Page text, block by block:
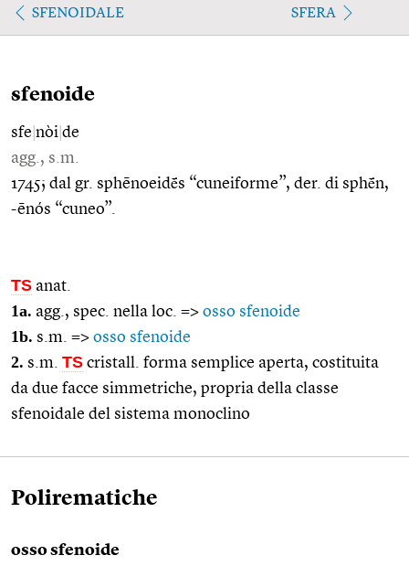
SFENOIDALE SFERA
sfenoide
sfe nòi de
agg., s.m.
1745; dal gr. sphēnoeidḗs “cuneiforme”, der. di sphḗn,
-ēnós “cuneo”.
TS anat.
1a. agg., spec. nella loc. => osso sfenoide
1b. s.m. => osso sfenoide
2. s.m. TS cristall. forma semplice aperta, costituita
da due facce simmetriche, propria della classe
sfenoidale del sistema monoclino
Polirematiche
osso sfenoide